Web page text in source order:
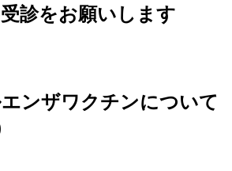
診をお願いします
ンザワクチンについて